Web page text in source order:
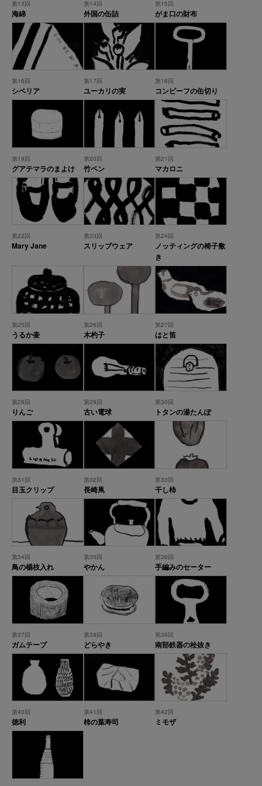
第13回
海綿
第14回
外国の缶詰
第15回
がま口の財布
第16回
シベリア
第17回
ユーカリの実
第18回
コンビーフの缶切り
第19回
グアテマラのまよけ
第20回
竹ペン
第21回
マカロニ
第22回
Mary Jane
第23回
スリップウェア
第24回
ノッティングの椅子敷
き
第25回
うるか壷
第26回
木杓子
第27回
はと笛
第28回
りんご
第29回
古い電球
第30回
トタンの湯たんぽ
第31回
目玉クリップ
第32回
長崎凧
第33回
干し柿
第34回
鳥の楊枝入れ
第35回
やかん
第36回
手編みのセーター
第37回
ガムテープ
第38回
どらやき
第39回
南部鉄器の栓抜き
第40回
徳利
第41回
柿の葉寿司
第42回
ミモザ